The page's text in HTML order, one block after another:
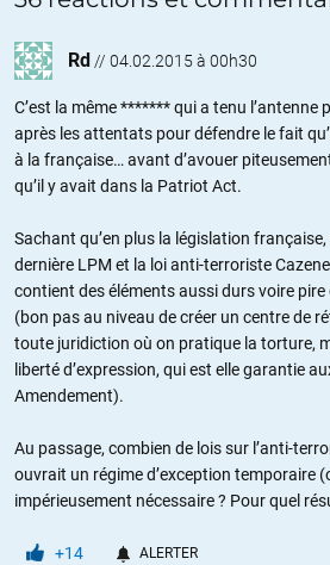
Rd // 04.02.2015 à 00h30
C’est la même ******* qui a tenu l’antenne
après les attentats pour défendre le fait
à la française… avant d’avouer
qu’il y avait dans la Patriot Act.
Sachant qu’en plus la législation
dernière LPM et la loi anti-terroriste
contient des éléments aussi durs voire
(bon pas au niveau de créer un centre de
toute juridiction où on pratique la torture,
liberté d’expression, qui est elle garantie
Amendement).
Au passage, combien de lois sur l’anti-
ouvrait un régime d’exception temporaire
impérieusement nécessaire ? Pour quel
+14 ALERTER